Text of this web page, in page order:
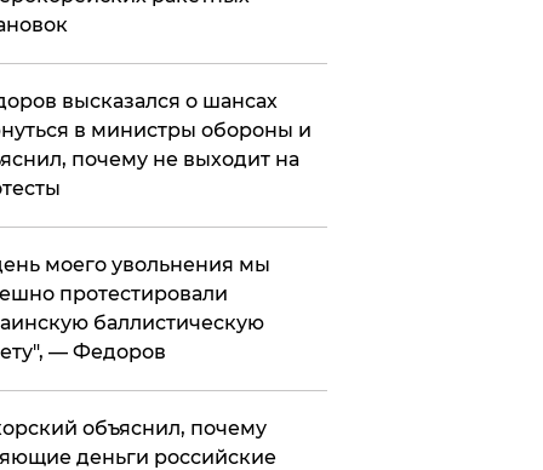
высказался о шансах
в министры обороны и
почему не выходит на
моего увольнения мы
протестировали
баллистическую
— Федоров
объяснил, почему
деньги российские